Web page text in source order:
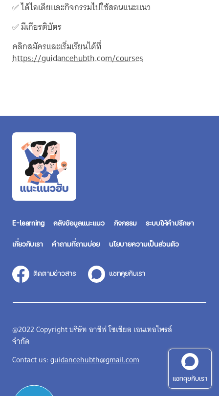
✅ ได้ไอเดียและกิจกรรมไปใช้สอนแนะแนว
✅ มีเกียรติบัตร
คลิกสมัครและเริ่มเรียนได้ที่
https://guidancehubth.com/courses
แชทคุยกับเรา
E-learning คลังข้อมูลแนะแนว กิจกรรม ระบบให้คำปรึกษา
เกี่ยวกับเรา คำถามที่ถามบ่อย นโยบายความเป็นส่วนตัว
ติดตามข่าวสาร แชทคุยกับเรา
@2022 Copyright บริษัท อาชีฟ โซเชียล เอนเทอไพรส์
จำกัด
Contact us:guidancehubth@gmail.com